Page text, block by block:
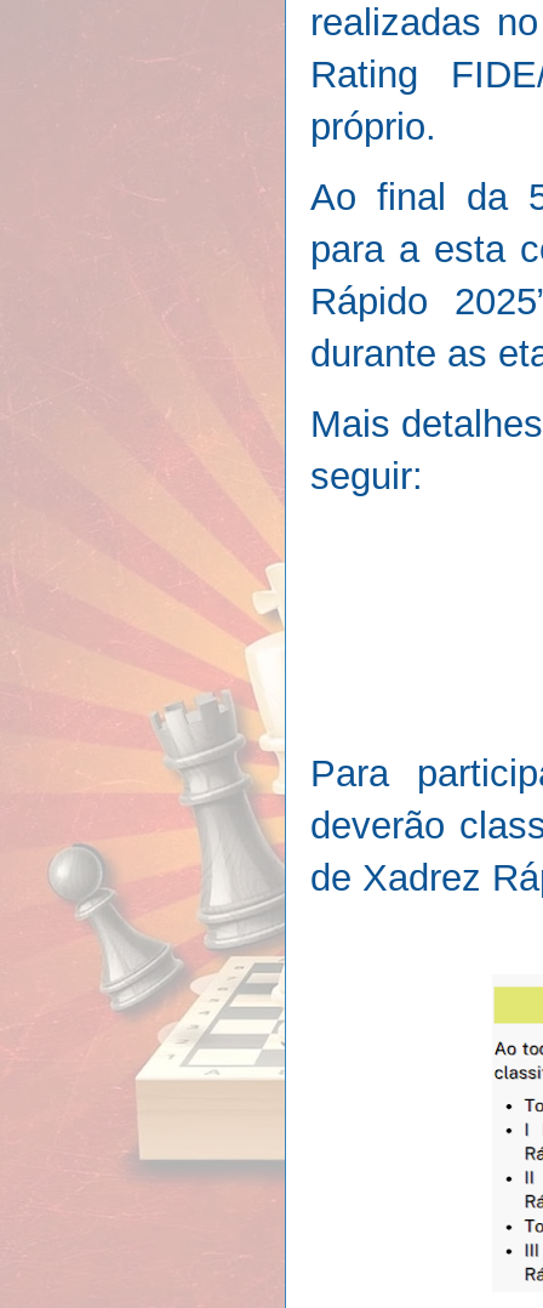
realizadas
Rating
próprio.
Ao final da
para a esta
Rápido
durante as
Mais
seguir:
Para
deverão
de Xadrez